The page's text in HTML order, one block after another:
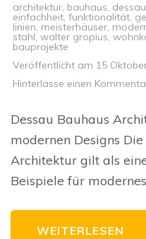
architektur, bauhaus, dessau
einfachheit, funktionalität,
linien, meisterhäuser,
stahl, walter gropius,
bauprojekte
Veröffentlicht am 15
Hinterlasse einen
Dessau Bauhaus
modernen Designs
Architektur gilt als
Beispiele für
WEITERLESEN